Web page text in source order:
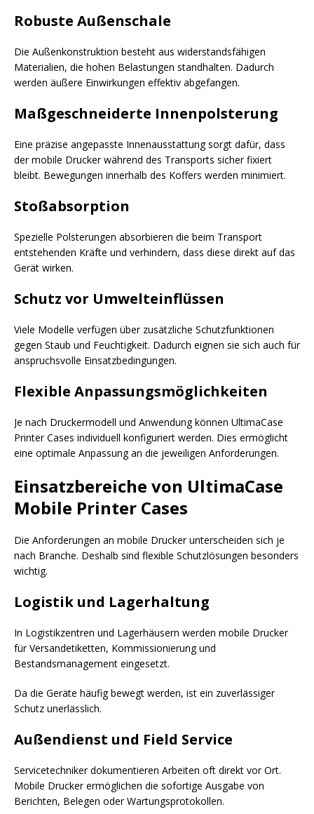
Robuste Außenschale
Die Außenkonstruktion besteht aus widerstandsfähigen
Materialien, die hohen Belastungen standhalten. Dadurch
werden äußere Einwirkungen effektiv abgefangen.
Maßgeschneiderte Innenpolsterung
Eine präzise angepasste Innenausstattung sorgt dafür, dass
der mobile Drucker während des Transports sicher fixiert
bleibt. Bewegungen innerhalb des Koffers werden minimiert.
Stoßabsorption
Spezielle Polsterungen absorbieren die beim Transport
entstehenden Kräfte und verhindern, dass diese direkt auf das
Gerät wirken.
Schutz vor Umwelteinflüssen
Viele Modelle verfügen über zusätzliche Schutzfunktionen
gegen Staub und Feuchtigkeit. Dadurch eignen sie sich auch für
anspruchsvolle Einsatzbedingungen.
Flexible Anpassungsmöglichkeiten
Je nach Druckermodell und Anwendung können UltimaCase
Printer Cases individuell konfiguriert werden. Dies ermöglicht
eine optimale Anpassung an die jeweiligen Anforderungen.
Einsatzbereiche von UltimaCase
Mobile Printer Cases
Die Anforderungen an mobile Drucker unterscheiden sich je
nach Branche. Deshalb sind flexible Schutzlösungen besonders
wichtig.
Logistik und Lagerhaltung
In Logistikzentren und Lagerhäusern werden mobile Drucker
für Versandetiketten, Kommissionierung und
Bestandsmanagement eingesetzt.
Da die Geräte häufig bewegt werden, ist ein zuverlässiger
Schutz unerlässlich.
Außendienst und Field Service
Servicetechniker dokumentieren Arbeiten oft direkt vor Ort.
Mobile Drucker ermöglichen die sofortige Ausgabe von
Berichten, Belegen oder Wartungsprotokollen.